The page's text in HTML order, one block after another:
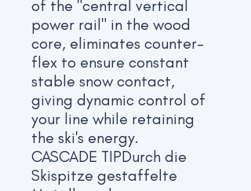
of the "central vertical
power rail" in the wood
core, eliminates counter-
flex to ensure constant
stable snow contact,
giving dynamic control of
your line while retaining
the ski's energy.
CASCADE TIPDurch die
Skispitze gestaffelte